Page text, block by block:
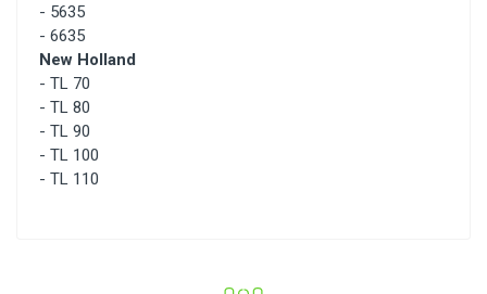
- 5635
- 6635
New Holland
- TL 70
- TL 80
- TL 90
- TL 100
- TL 110